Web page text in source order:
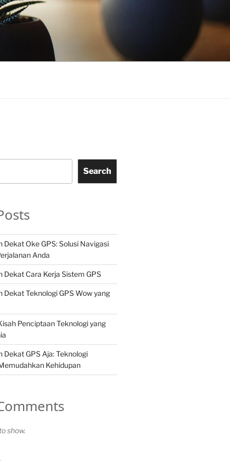
Search
Dekat Oke GPS: Solusi Navigasi
Anda
Dekat Cara Kerja Sistem GPS
Dekat Teknologi GPS Wow yang
Penciptaan Teknologi yang
Dekat GPS Aja: Teknologi
Kehidupan
show.